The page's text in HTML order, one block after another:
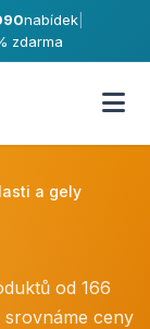
nabídek
zdarma
a gely
od 166
ceny